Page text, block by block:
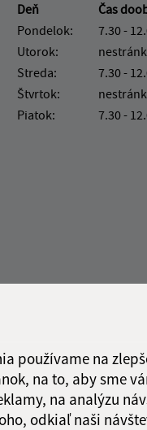
používame na
na to, aby sme
na analýzu
odkiaľ naši
Deň
Čas
Pondelok:
7.30 -
Utorok:
Streda:
7.30 -
Štvrtok:
Piatok:
7.30 -